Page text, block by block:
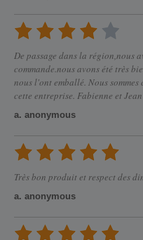
De passage dans la région,nous
commande.nous avons été très
nous l'ont emballé. Nous
cette entreprise. Fabienne et
a. anonymous
Très bon produit et respect des
a. anonymous